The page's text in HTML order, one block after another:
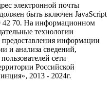
электронной почты
быть включен JavaScript
42 70. На информационном
технологии
информации
и анализа сведений,
сети
Российской
2013 - 2024г.